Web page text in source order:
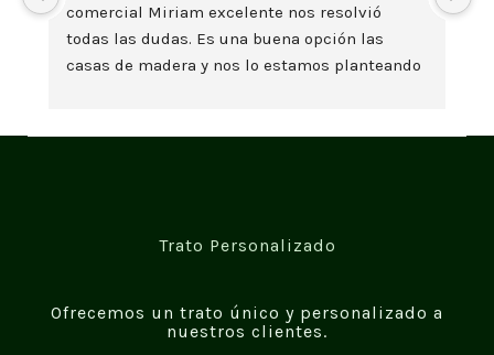
comercial Miriam excelente nos resolvió
todas las dudas. Es una buena opción las
casas de madera y nos lo estamos planteando
Trato Personalizado
Ofrecemos un trato único y personalizado a
nuestros clientes.